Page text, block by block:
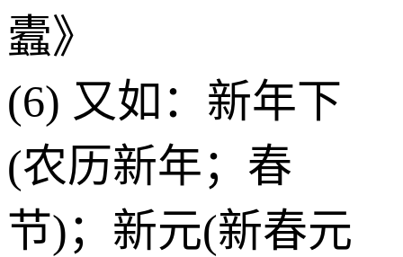
蠹》
(6) 又如：新年下
(农历新年；春
节)；新元(新春元